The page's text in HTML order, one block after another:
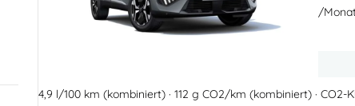
/
4,9 l/100 km (kombiniert) · 112 g CO2/km (kombiniert) · CO2-